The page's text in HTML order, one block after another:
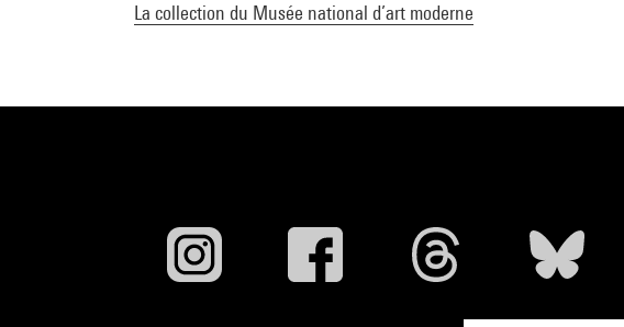
La collection du Musée national d’art moderne